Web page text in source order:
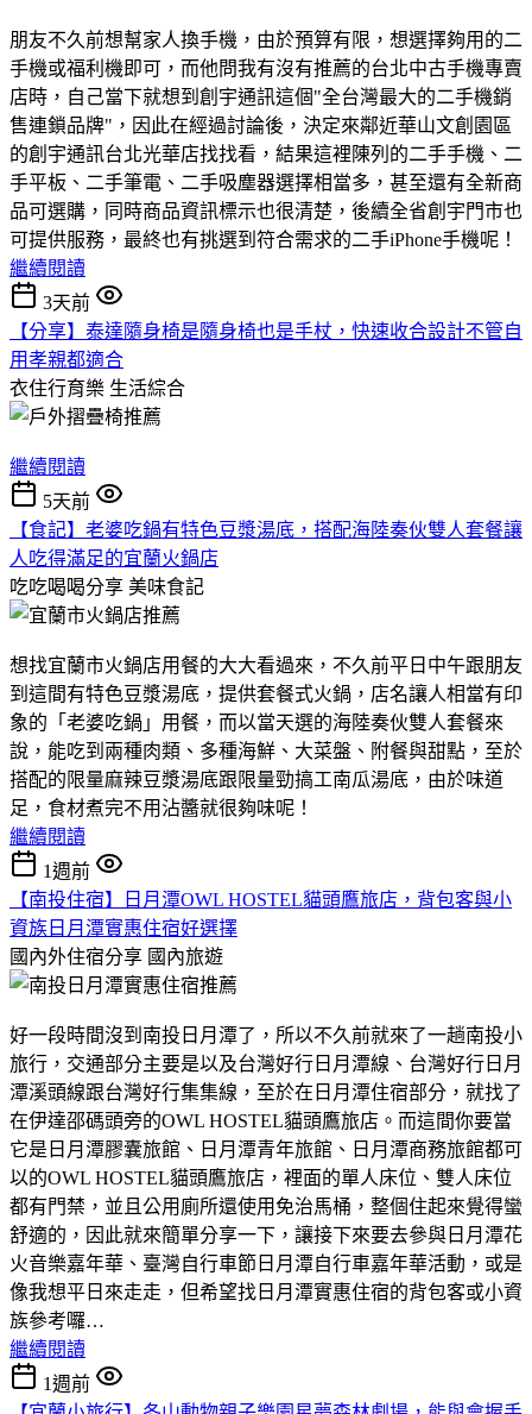
朋友不久前想幫家人換手機，由於預算有限，想選擇夠用的二
手機或福利機即可，而他問我有沒有推薦的台北中古手機專賣
店時，自己當下就想到創宇通訊這個"全台灣最大的二手機銷
售連鎖品牌"，因此在經過討論後，決定來鄰近華山文創園區
的創宇通訊台北光華店找找看，結果這裡陳列的二手手機、二
手平板、二手筆電、二手吸塵器選擇相當多，甚至還有全新商
品可選購，同時商品資訊標示也很清楚，後續全省創宇門市也
可提供服務，最終也有挑選到符合需求的二手iPhone手機呢！
繼續閱讀
3天前
【分享】泰達隨身椅是隨身椅也是手杖，快速收合設計不管自
用孝親都適合
衣住行育樂 生活綜合
繼續閱讀
5天前
【食記】老婆吃鍋有特色豆漿湯底，搭配海陸奏伙雙人套餐讓
人吃得滿足的宜蘭火鍋店
吃吃喝喝分享 美味食記
想找宜蘭市火鍋店用餐的大大看過來，不久前平日中午跟朋友
到這間有特色豆漿湯底，提供套餐式火鍋，店名讓人相當有印
象的「老婆吃鍋」用餐，而以當天選的海陸奏伙雙人套餐來
說，能吃到兩種肉類、多種海鮮、大菜盤、附餐與甜點，至於
搭配的限量麻辣豆漿湯底跟限量勁搞工南瓜湯底，由於味道
足，食材煮完不用沾醬就很夠味呢！
繼續閱讀
1週前
【南投住宿】日月潭OWL HOSTEL貓頭鷹旅店，背包客與小
資族日月潭實惠住宿好選擇
國內外住宿分享 國內旅遊
好一段時間沒到南投日月潭了，所以不久前就來了一趟南投小
旅行，交通部分主要是以及台灣好行日月潭線、台灣好行日月
潭溪頭線跟台灣好行集集線，至於在日月潭住宿部分，就找了
在伊達邵碼頭旁的OWL HOSTEL貓頭鷹旅店。而這間你要當
它是日月潭膠囊旅館、日月潭青年旅館、日月潭商務旅館都可
以的OWL HOSTEL貓頭鷹旅店，裡面的單人床位、雙人床位
都有門禁，並且公用廁所還使用免治馬桶，整個住起來覺得蠻
舒適的，因此就來簡單分享一下，讓接下來要去參與日月潭花
火音樂嘉年華、臺灣自行車節日月潭自行車嘉年華活動，或是
像我想平日來走走，但希望找日月潭實惠住宿的背包客或小資
族參考囉…
繼續閱讀
1週前